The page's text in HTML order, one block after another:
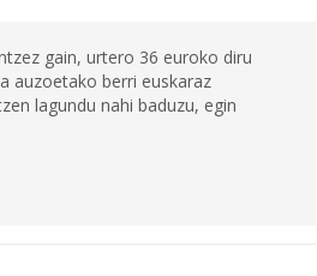
gain, urtero 36 euroko diru
auzoetako berri euskaraz
lagundu nahi baduzu, egin